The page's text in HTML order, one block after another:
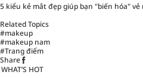
5 kiểu kẻ mắt đẹp giúp bạn "biến hóa"
Related Topics
#makeup
#makeup nam
#Trang điểm
Share
WHAT’S HOT